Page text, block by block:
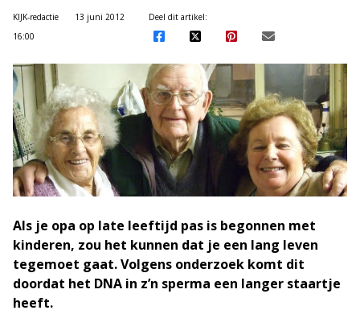
KIJK-redactie
13 juni 2012
16:00
Deel dit artikel:
Als je opa op late leeftijd pas is begonnen met
kinderen, zou het kunnen dat je een lang leven
tegemoet gaat. Volgens onderzoek komt dit
doordat het DNA in z’n sperma een langer staartje
heeft.